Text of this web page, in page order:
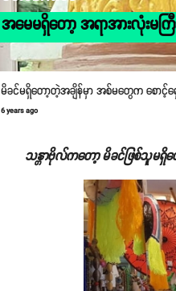
အမေမရှိတော့ အရာအားလုံးမ
မိခင်မရှိတော့တဲ့အချိန်မှာ အစ်မတွေက စောင့်
6 years ago
သန္တာဗိုလ်ကတော့ မိခင်ဖြစ်သူမရှိ